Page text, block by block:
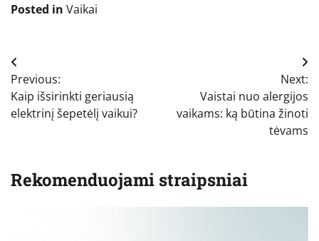
Posted in Vaikai
Navigacija
tarp
įrašų
Previous:
Kaip išsirinkti geriausią
elektrinį šepetėlį vaikui?
Next:
Vaistai nuo alergijos
vaikams: ką būtina žinoti
tėvams
Rekomenduojami straipsniai